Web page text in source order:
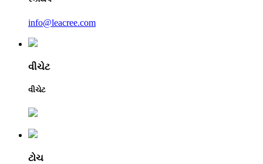
info@leacree.com
વીચેટ
વીચેટ
ટોચ